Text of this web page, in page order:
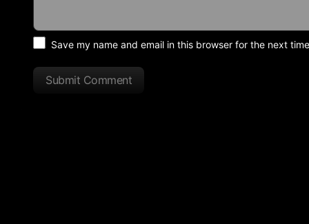
Save my name and email in this browser for the next
Submit Comment